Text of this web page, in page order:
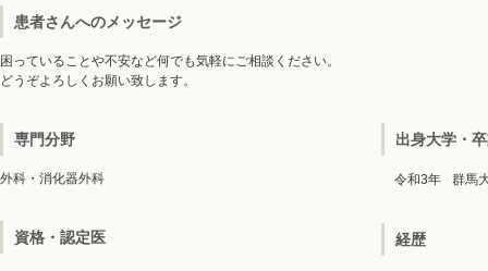
患者さんへのメッセージ
困っていることや不安など何でも気軽にご相談ください。
どうぞよろしくお願い致します。
専門分野
外科・消化器外科
資格・認定医
出身大学・
令和3年 群馬
経歴